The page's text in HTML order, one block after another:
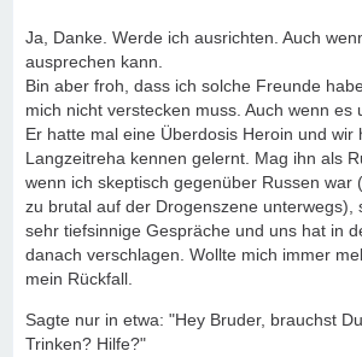
Ja, Danke. Werde ich ausrichten. Auch
ausprechen kann.
Bin aber froh, dass ich solche Freunde
mich nicht verstecken muss. Auch wenn es
Er hatte mal eine Überdosis Heroin und wir
Langzeitreha kennen gelernt. Mag ihn als
wenn ich skeptisch gegenüber Russen war
zu brutal auf der Drogenszene unterwegs),
sehr tiefsinnige Gespräche und uns hat in
danach verschlagen. Wollte mich immer
mein Rückfall.
Sagte nur in etwa: "Hey Bruder, brauchst
Trinken? Hilfe?"